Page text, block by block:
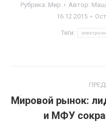
Рубрика: Мир Автор:
16.12.2015
Теги:
по
записям
Мировой рынок:
и МФУ